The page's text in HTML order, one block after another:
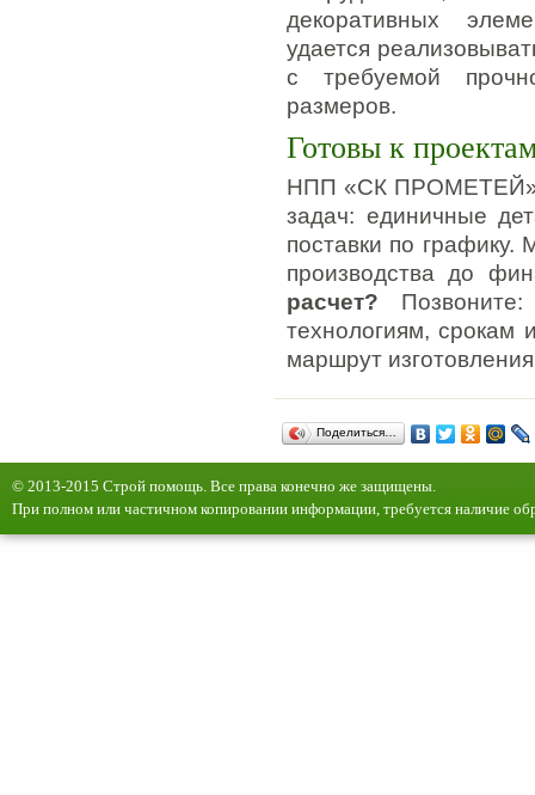
декоративных
удается
с требуемой
размеров.
Готовы к
НПП «СК ПРОМЕТЕЙ»
задач: единичные
поставки по
производства до
расчет?
технологиям, срокам
маршрут
Поделиться…
© 2013-2015 Строй помощь. Все права конечно же защищены.
При полном или частичном копировании информации, требуется наличие